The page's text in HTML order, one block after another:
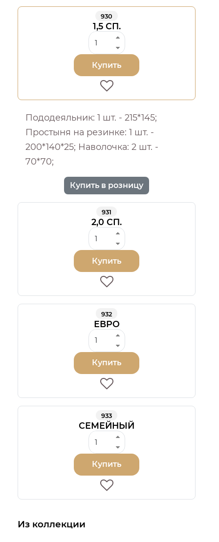
930
1,5 СП.
Купить
Пододеяльник: 1 шт. - 215*145;
Простыня на резинке: 1 шт. -
200*140*25; Наволочка: 2 шт. -
70*70;
Купить в розницу
931
2,0 СП.
Купить
932
ЕВРО
Купить
933
СЕМЕЙНЫЙ
Купить
Из коллекции